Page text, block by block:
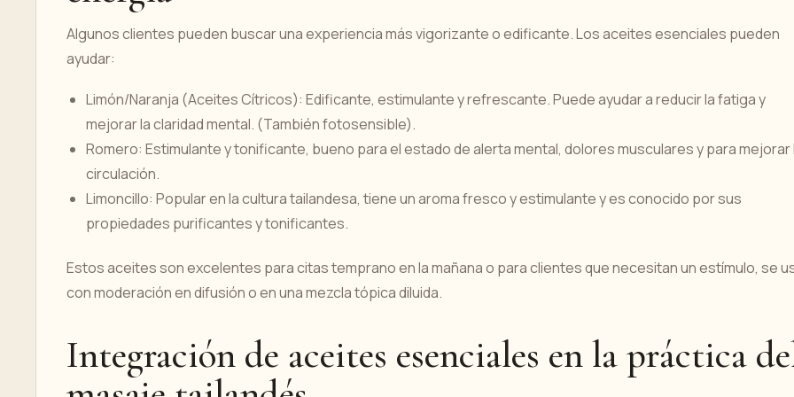
Algunos clientes pueden buscar una experiencia más vigorizante o edificante. Los aceites esenciales pueden
ayudar:
Limón/Naranja (Aceites Cítricos): Edificante, estimulante y refrescante. Puede ayudar a reducir la fatiga y
mejorar la claridad mental. (También fotosensible).
Romero: Estimulante y tonificante, bueno para el estado de alerta mental, dolores musculares y para mejorar
circulación.
Limoncillo: Popular en la cultura tailandesa, tiene un aroma fresco y estimulante y es conocido por sus
propiedades purificantes y tonificantes.
Estos aceites son excelentes para citas temprano en la mañana o para clientes que necesitan un estímulo, se
con moderación en difusión o en una mezcla tópica diluida.
Integración de aceites esenciales en la práctica